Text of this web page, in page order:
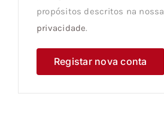
propósitos descritos na nossa
privacidade.
Registar nova conta